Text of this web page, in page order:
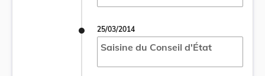
25/03/2014
Saisine du Conseil d'État